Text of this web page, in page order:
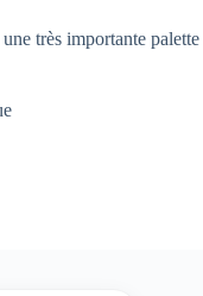
très importante palette